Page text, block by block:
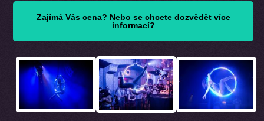
Zajímá Vás cena? Nebo se chcete dozvědět více
informací?